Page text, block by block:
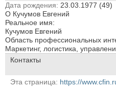
Дата рождения
23.03.1977 (49)
О Кучумов Евгений
Реальное имя:
Кучумов Евгений
Область профессиональных
Маркетинг, логистика,
Контакты
Эта страница
https://